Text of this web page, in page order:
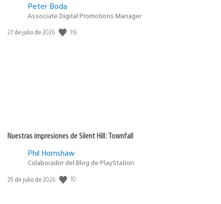
Peter Boda
Associate Digital Promotions Manager
Fecha
27 de julio de 2026 116
Nuestras impresiones de Silent Hill: Townfall
Phil Hornshaw
Colaborador del Blog de PlayStation
Fecha
29 de julio de 2026 10